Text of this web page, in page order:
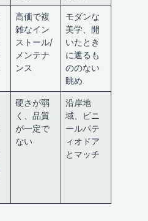
高価で複
雑なイン
ストール/
メンテナ
ンス
モダンな
美学、開
いたとき
に遮るも
ののない
眺め
硬さが弱
く、品質
が一定で
ない
沿岸地
域、ビニ
ールパテ
ィオドア
とマッチ